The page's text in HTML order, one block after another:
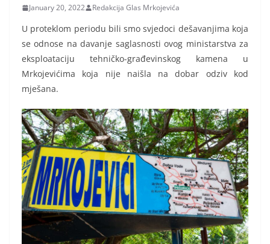
January 20, 2022 Redakcija Glas Mrkojevića
U proteklom periodu bili smo svjedoci dešavanjima koja
se odnose na davanje saglasnosti ovog ministarstva za
eksploataciju tehničko-građevinskog kamena u
Mrkojevićima koja nije naišla na dobar odziv kod
mješana.